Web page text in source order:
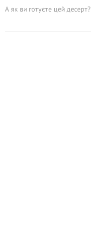
А як ви готуєте цей десерт?